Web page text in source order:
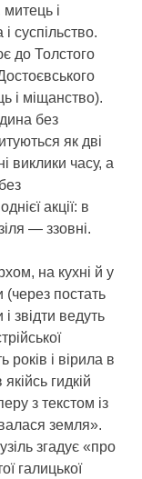
і
суспільство.
до Толстого
і міщанство).
без
як дві
виклики часу, а
акції: в
— ззовні.
на кухні й у
(через постать
звідти ведуть
і вірила в
гидкій
з текстом із
земля».
згадує «про
галицької